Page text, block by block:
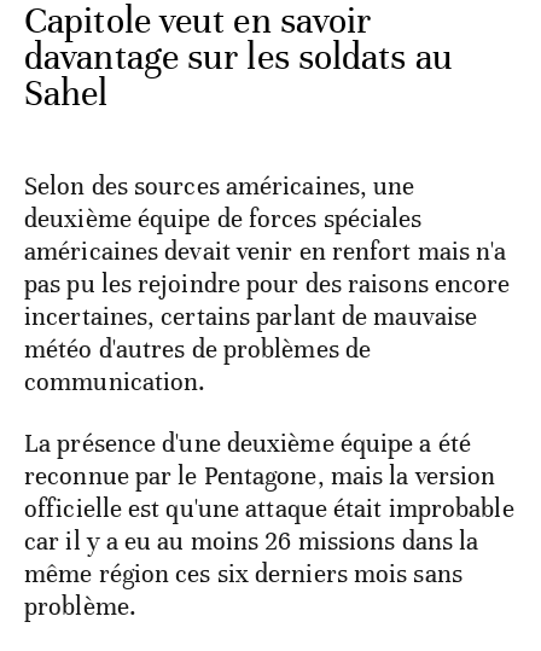
Capitole veut en savoir
davantage sur les soldats au
Sahel
Selon des sources américaines, une
deuxième équipe de forces spéciales
américaines devait venir en renfort mais n'a
pas pu les rejoindre pour des raisons encore
incertaines, certains parlant de mauvaise
météo d'autres de problèmes de
communication.
La présence d'une deuxième équipe a été
reconnue par le Pentagone, mais la version
officielle est qu'une attaque était improbable
car il y a eu au moins 26 missions dans la
même région ces six derniers mois sans
problème.